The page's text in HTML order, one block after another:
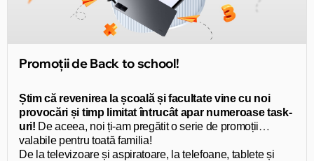
Promoții de Back to school!
Știm că revenirea la școală și facultate vine cu noi
provocări și timp limitat întrucât apar numeroase task-
uri! De aceea, noi ți-am pregătit o serie de promoții
valabile pentru toată familia!
De la televizoare și aspiratoare, la telefoane, tablete și